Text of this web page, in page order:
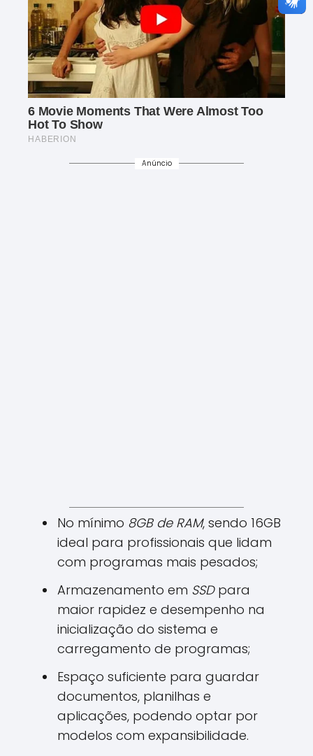
Anúncio
No mínimo 8GB de RAM, sendo 16GB
ideal para profissionais que lidam
com programas mais pesados;
Armazenamento em SSDpara
maior rapidez e desempenho na
inicialização do sistema e
carregamento de programas;
Espaço suficiente para guardar
documentos, planilhas e
aplicações, podendo optar por
modelos com expansibilidade.